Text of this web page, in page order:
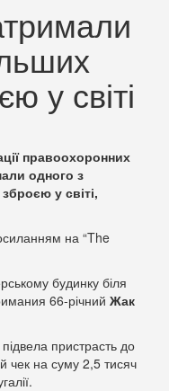
у світі
правоохоронних
одного з
у світі,
на “The
будинку біля
66-річний Жак
пристрасть до
чек на суму 2,5 тисяч